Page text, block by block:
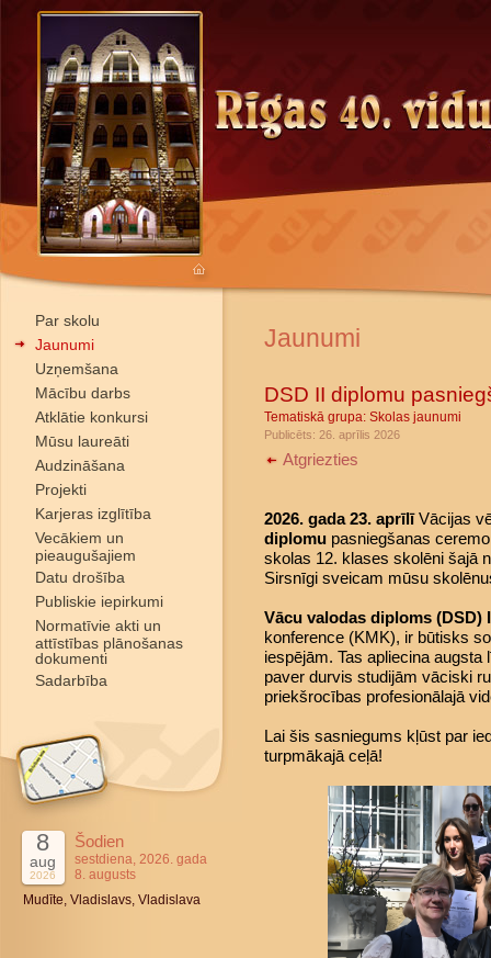
Par skolu
Jaunumi
Uzņemšana
Mācību darbs
Atklātie konkursi
Mūsu laureāti
Audzināšana
Projekti
Karjeras izglītība
Vecākiem un
pieaugušajiem
Datu drošība
Publiskie iepirkumi
Normatīvie akti un
attīstības plānošanas
dokumenti
Sadarbība
8
aug
2026
Šodien
sestdiena, 2026. gada
8. augusts
Mudīte, Vladislavs, Vladislava
Jaunumi
DSD II diplomu
Tematiskā grupa: Skolas jaunumi
Publicēts: 26. aprīlis 2026
Atgriezties
2026. gada 23. aprīlīVācijas
diplomu pasniegšanas
skolas 12. klases skolēni šajā
Sirsnīgi sveicam mūsu
Vācu valodas diploms (DSD)
konference (KMK), ir būtisks
iespējām. Tas apliecina
paver durvis studijām vāciski
priekšrocības profesionālajā
Lai šis sasniegums kļūst par
turpmākajā ceļā!